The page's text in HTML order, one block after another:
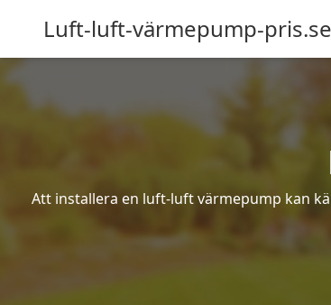
Luft-luft-värmepump-pris.se
Att installera en luft-luft värmepump kan